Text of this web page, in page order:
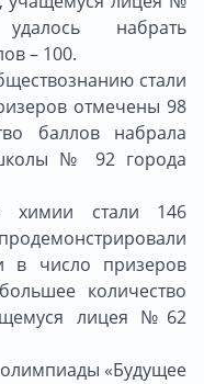
набрать
– 100.
стали
отмечены 98
баллов набрала
№ 92 города
химии стали 146
в число призеров
количество
лицея №62
«Будущее